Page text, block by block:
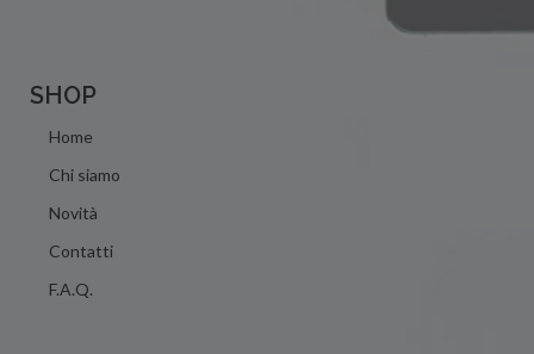
SHOP
Home
Chi siamo
Novità
Contatti
F.A.Q.